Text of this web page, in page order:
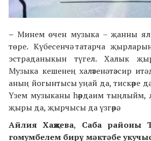
– Минем өчен музыка – җанны ял
төре. Күбесенчә татарча
эстраданыкын түгел. Халык
Музыка кешенең халәтенә тәэсир
аның йогынтысы уңай да, тискәре
Үзем музыканы һәрдаим тыңлыйм,
җыры да, җырчысы да үзгәрә.
Айлия Хаҗиева,
Саба районы
гомумбелем бирү мәктәбе